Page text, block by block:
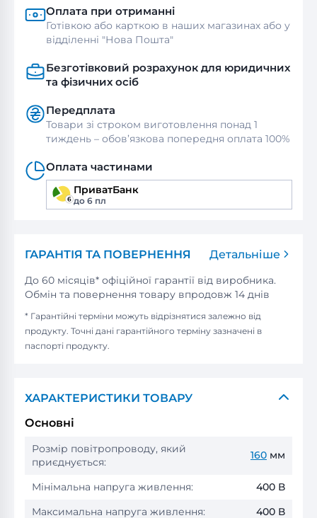
Оплата при отриманні
Готівкою або карткою в наших магазинах або у
відділенні "Нова Пошта"
Безготівковий розрахунок для юридичних
та фізичних осіб
Передплата
Товари зі строком виготовлення понад 1
тиждень – обов’язкова попередня оплата 100%
Оплата частинами
ПриватБанк
до 6 пл
ГАРАНТІЯ ТА ПОВЕРНЕННЯ Детальніше
До 60 місяців* офіційної гарантії від виробника.
Обмін та повернення товару впродовж 14 днів
* Гарантійні терміни можуть відрізнятися залежно від
продукту. Точні дані гарантійного терміну зазначені в
паспорті продукту.
ХАРАКТЕРИСТИКИ ТОВАРУ
Основні
Розмір повітропроводу, який
приєднується:
160 мм
Мінімальна напруга живлення:
400 В
Максимальна напруга живлення:
400 В